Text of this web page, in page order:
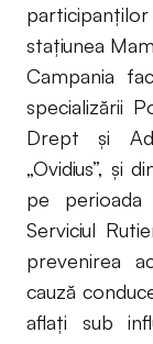
participanților
stațiunea
Campania
specializării
Drept și
„Ovidius”, și
pe perioada
Serviciul
prevenirea
cauză
aflați sub